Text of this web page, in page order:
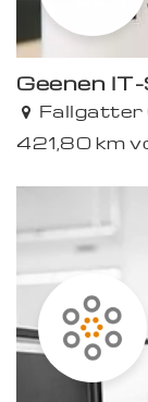
Geenen
421,80 km